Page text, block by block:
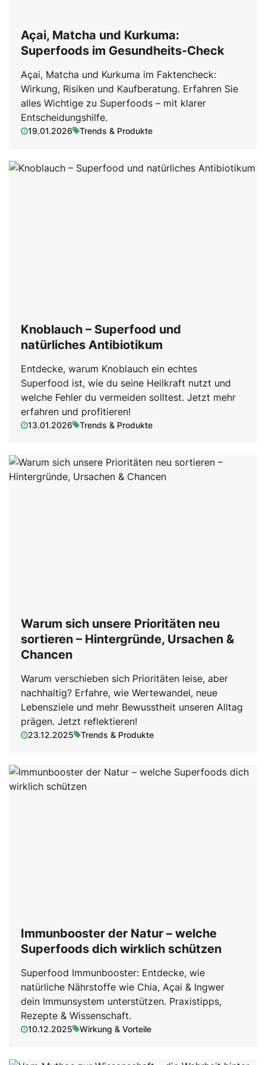
Açai, Matcha und Kurkuma:
Superfoods im Gesundheits-Check
Açai, Matcha und Kurkuma im Faktencheck:
Wirkung, Risiken und Kaufberatung. Erfahren Sie
alles Wichtige zu Superfoods – mit klarer
Entscheidungshilfe.
19.01.2026 Trends & Produkte
Knoblauch – Superfood und
natürliches Antibiotikum
Entdecke, warum Knoblauch ein echtes
Superfood ist, wie du seine Heilkraft nutzt und
welche Fehler du vermeiden solltest. Jetzt mehr
erfahren und profitieren!
13.01.2026 Trends & Produkte
Warum sich unsere Prioritäten neu
sortieren – Hintergründe, Ursachen &
Chancen
Warum verschieben sich Prioritäten leise, aber
nachhaltig? Erfahre, wie Wertewandel, neue
Lebensziele und mehr Bewusstheit unseren Alltag
prägen. Jetzt reflektieren!
23.12.2025 Trends & Produkte
Immunbooster der Natur – welche
Superfoods dich wirklich schützen
Superfood Immunbooster: Entdecke, wie
natürliche Nährstoffe wie Chia, Açai & Ingwer
dein Immunsystem unterstützen. Praxistipps,
Rezepte & Wissenschaft.
10.12.2025 Wirkung & Vorteile